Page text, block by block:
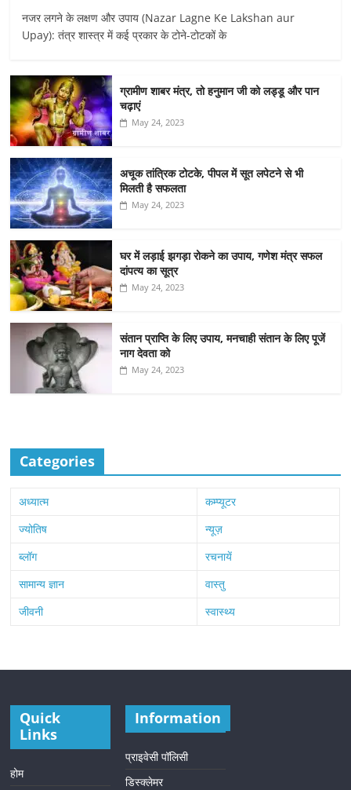
नजर लगने के लक्षण और उपाय (Nazar Lagne Ke Lakshan aur
Upay): तंत्र शास्त्र में कई प्रकार के टोने-टोटकों के
ग्रामीण शाबर मंत्र, तो हनुमान जी को लड्डू और पान
चढ़ाएं
May 24, 2023
अचूक तांत्रिक टोटके, पीपल में सूत लपेटने से भी
मिलती है सफलता
May 24, 2023
घर में लड़ाई झगड़ा रोकने का उपाय, गणेश मंत्र सफल
दांपत्य का सूत्र
May 24, 2023
संतान प्राप्ति के लिए उपाय, मनचाही संतान के लिए पूजें
नाग देवता को
May 24, 2023
Categories
अध्यात्म
कम्प्यूटर
ज्योतिष
न्यूज़
ब्लॉग
रचनायें
सामान्य ज्ञान
वास्तु
जीवनी
स्वास्थ्य
Quick
Links
होम
Information
प्राइवेसी पॉलिसी
डिस्क्लेमर